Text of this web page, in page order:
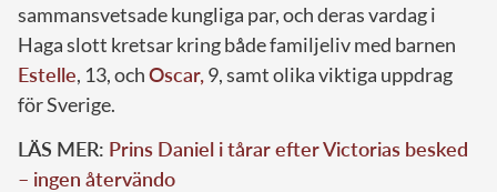
sammansvetsade kungliga par, och deras vardag i
Haga slott kretsar kring både familjeliv med barnen
Estelle, 13, ochOscar, 9, samt olika viktiga uppdrag
för Sverige.
LÄS MER: Prins Daniel i tårar efter Victorias besked
– ingen återvändo